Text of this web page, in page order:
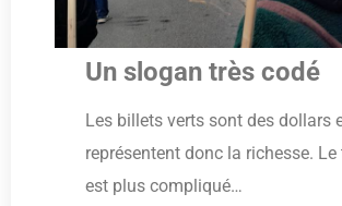
Un slogan très codé
Les billets verts sont des dollars
représentent donc la richesse. Le
est plus compliqué…